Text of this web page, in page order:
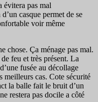
évitera pas mal
casque permet de se
voir même
chose. Ça ménage pas mal.
feu et très présent. La
fusée au décollage
meilleurs cas. Cote sécurité
la balle fait le bruit d’un
restera pas docile a côté